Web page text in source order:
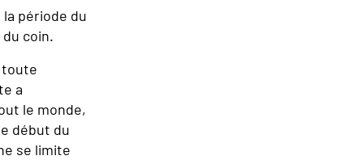
la période du
coin.
toute
a
le monde,
début du
se limite